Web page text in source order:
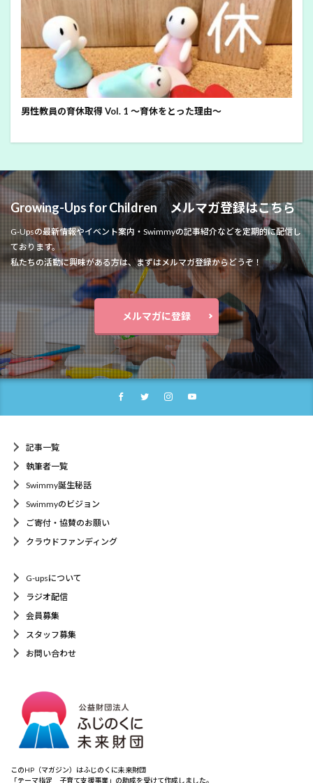
男性教員の育休取得 Vol. 1 ～育休をとった理由～
Growing-Ups for Children メルマガ登録はこちら
G-Upsの最新情報やイベント案内・Swimmyの記事紹介などを定期的に配信し
ております。
私たちの活動に興味がある方は、まずはメルマガ登録からどうぞ！
メルマガに登録
記事一覧
執筆者一覧
Swimmy誕生秘話
Swimmyのビジョン
ご寄付・協賛のお願い
クラウドファンディング
G-upsについて
ラジオ配信
会員募集
スタッフ募集
お問い合わせ
このHP（マガジン）はふじのくに未来財団
「テーマ指定 子育て支援事業」の助成を受けて作成しました。